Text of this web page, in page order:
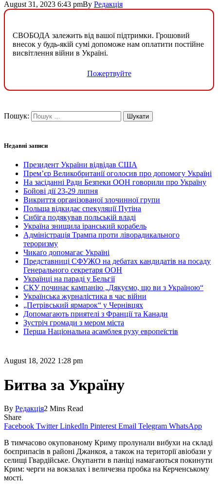
August 31, 2023 6:43 pmBy Редакція
СВОБОДА залежить від вашої підтримки. Грошовий
внесок у будь-якій сумі допоможе нам оплатити постійне
висвітлення війни в Україні.
Пожертвуйте
Пошук:
Недавні записи
Президент України відвідав США
Прем’єр Великобританії оголосив про допомогу Україні
На засіданні Ради Безпеки ООН говорили про Україну
Бойові дії 23-29 липня
Викриття організованої злочинної групи
Польща відкидає спекуляції Путіна
Сибіга подякував польській владі
Україна знищила іранський корабель
Адміністрація Трампа проти ліворадикального
тероризму
Чикаґо допомагає Україні
Представниці СФУЖО на дебатах кандидатів на посаду
Генерального секретаря ООН
Українці на параді у Бельгії
СКУ починає кампанію „Дякуємо, що ви з Україною“
Українська журналістика в час війни
„Петрівський ярмарок“ у Чернівцях
Допомагають приятелі з Франції та Канади
Зустріч громади з мером міста
Перша Національна асамблея руху европеїстів
August 18, 2022 1:28 pm
Битва за Україну
By Редакція2 Mins Read
Share
Facebook Twitter LinkedIn Pinterest Email Telegram WhatsApp
В тимчасово окупованому Криму пролунали вибухи на складі
боєприпасів в районі Джанкоя, а також на території авіобази у
селищі Гвардійське. Окупанти в паніці намагаються покинути
Крим: черги на вокзалах і величезна пробка на Керченському
мості.